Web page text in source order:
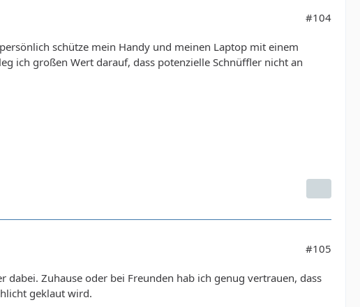
#104
schütze mein Handy und meinen Laptop mit einem
ich großen Wert darauf, dass potenzielle Schnüffler nicht an
#105
Zuhause oder bei Freunden hab ich genug vertrauen, dass
geklaut wird.